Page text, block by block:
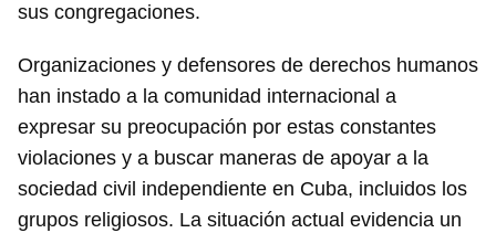
sus congregaciones.
Organizaciones y defensores de derechos humanos
han instado a la comunidad internacional a
expresar su preocupación por estas constantes
violaciones y a buscar maneras de apoyar a la
sociedad civil independiente en Cuba, incluidos los
grupos religiosos. La situación actual evidencia un